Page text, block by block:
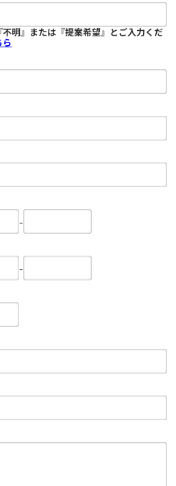
明』または『提案希望』とご入力くだ
ら
-
-